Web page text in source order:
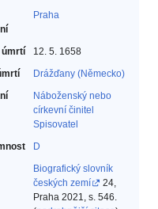
Praha
úmrtí
12. 5. 1658
Drážďany (Německo)
Náboženský nebo
církevní činitel‎
Spisovatel‎
D
Biografický slovník
českých zemí
24,
Praha 2021, s. 546.